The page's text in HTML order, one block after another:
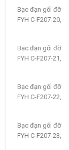
Bạc đạn gối đỡ
FYH C-F207-20,
Bạc đạn gối đỡ
FYH C-F207-21,
Bạc đạn gối đỡ
FYH C-F207-22,
Bạc đạn gối đỡ
FYH C-F207-23,